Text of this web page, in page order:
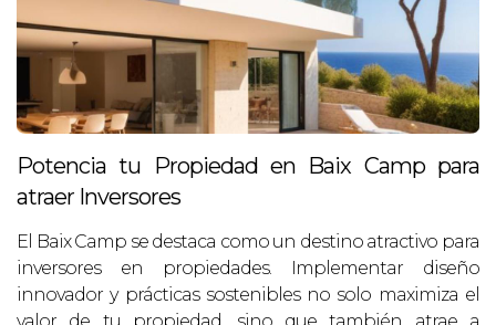
Potencia tu Propiedad en Baix Camp para
atraer Inversores
El Baix Camp se destaca como un destino atractivo para
inversores en propiedades. Implementar diseño
innovador y prácticas sostenibles no solo maximiza el